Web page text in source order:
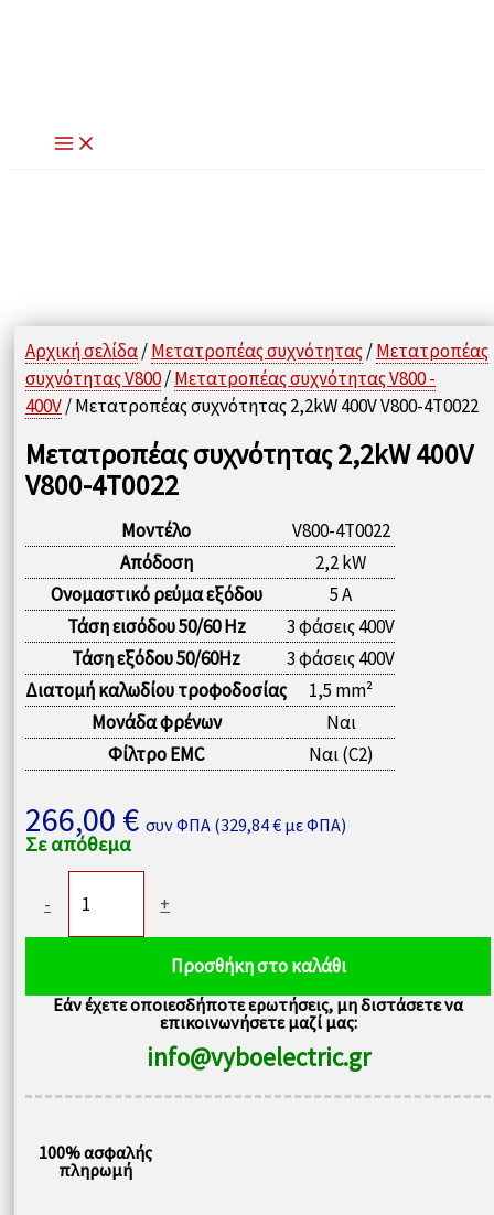
Αρχική σελίδα/Μετατροπέας συχνότητας/Μετατροπέας
συχνότητας V800/Μετατροπέας συχνότητας V800 -
400V/ Μετατροπέας συχνότητας 2,2kW 400V V800-4T0022
Μετατροπέας συχνότητας 2,2kW 400V
V800-4T0022
Μοντέλο
V800-4T0022
Απόδοση
2,2 kW
Ονομαστικό ρεύμα εξόδου
5 A
Τάση εισόδου 50/60 Hz
3 φάσεις 400V
Τάση εξόδου 50/60Hz
3 φάσεις 400V
Διατομή καλωδίου τροφοδοσίας
1,5 mm²
Μονάδα φρένων
Ναι
Φίλτρο EMC
Ναι (C2)
266,00 € συν ΦΠΑ (329,84€ με ΦΠΑ)
Σε απόθεμα
-
συχνότητας
V800-
+
Προσθήκη στο καλάθι
Εάν έχετε οποιεσδήποτε ερωτήσεις, μη διστάσετε να
επικοινωνήσετε μαζί μας:
info@vyboelectric.gr
100% ασφαλής
πληρωμή